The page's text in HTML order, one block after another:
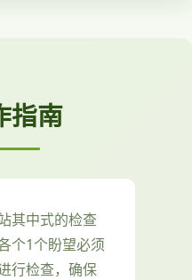
指南
其中式的检查
个1个盼望必须
行检查，确保